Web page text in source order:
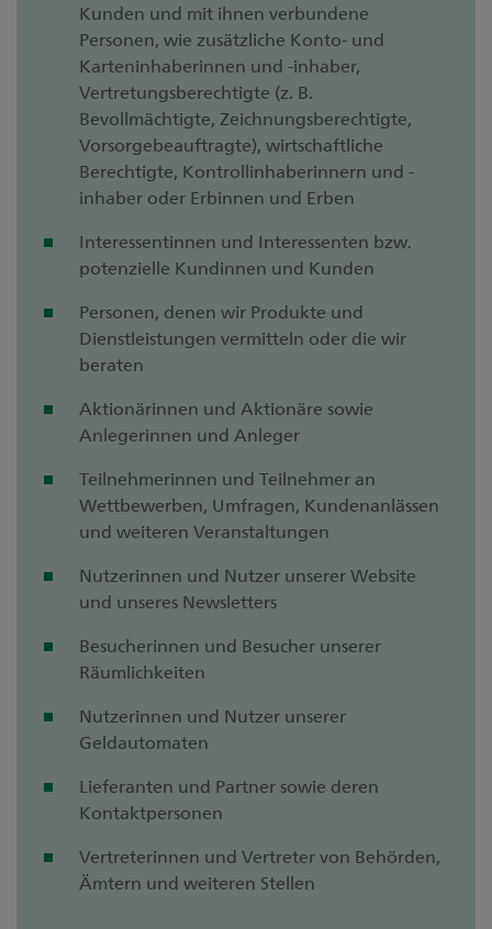
Kunden und mit ihnen verbundene
Personen, wie zusätzliche Konto- und
Karteninhaberinnen und -inhaber,
Vertretungsberechtigte (z. B.
Bevollmächtigte, Zeichnungsberechtigte,
Vorsorgebeauftragte), wirtschaftliche
Berechtigte, Kontrollinhaberinnern und -
inhaber oder Erbinnen und Erben
Interessentinnen und Interessenten bzw.
potenzielle Kundinnen und Kunden
Personen, denen wir Produkte und
Dienstleistungen vermitteln oder die wir
beraten
Aktionärinnen und Aktionäre sowie
Anlegerinnen und Anleger
Teilnehmerinnen und Teilnehmer an
Wettbewerben, Umfragen, Kundenanlässen
und weiteren Veranstaltungen
Nutzerinnen und Nutzer unserer Website
und unseres Newsletters
Besucherinnen und Besucher unserer
Räumlichkeiten
Nutzerinnen und Nutzer unserer
Geldautomaten
Lieferanten und Partner sowie deren
Kontaktpersonen
Vertreterinnen und Vertreter von Behörden,
Ämtern und weiteren Stellen